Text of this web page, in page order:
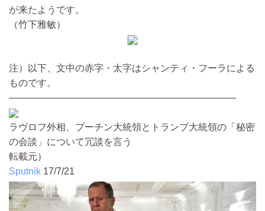
が来たようです。
（竹下雅敏）
注）以下、文中の赤字・太字はシャンティ・フーラによる
ものです。
————————————————————————
ラヴロフ外相、プーチン大統領とトランプ大統領の「秘密
の会談」について冗談を言う
転載元）
Sputnik 17/7/21